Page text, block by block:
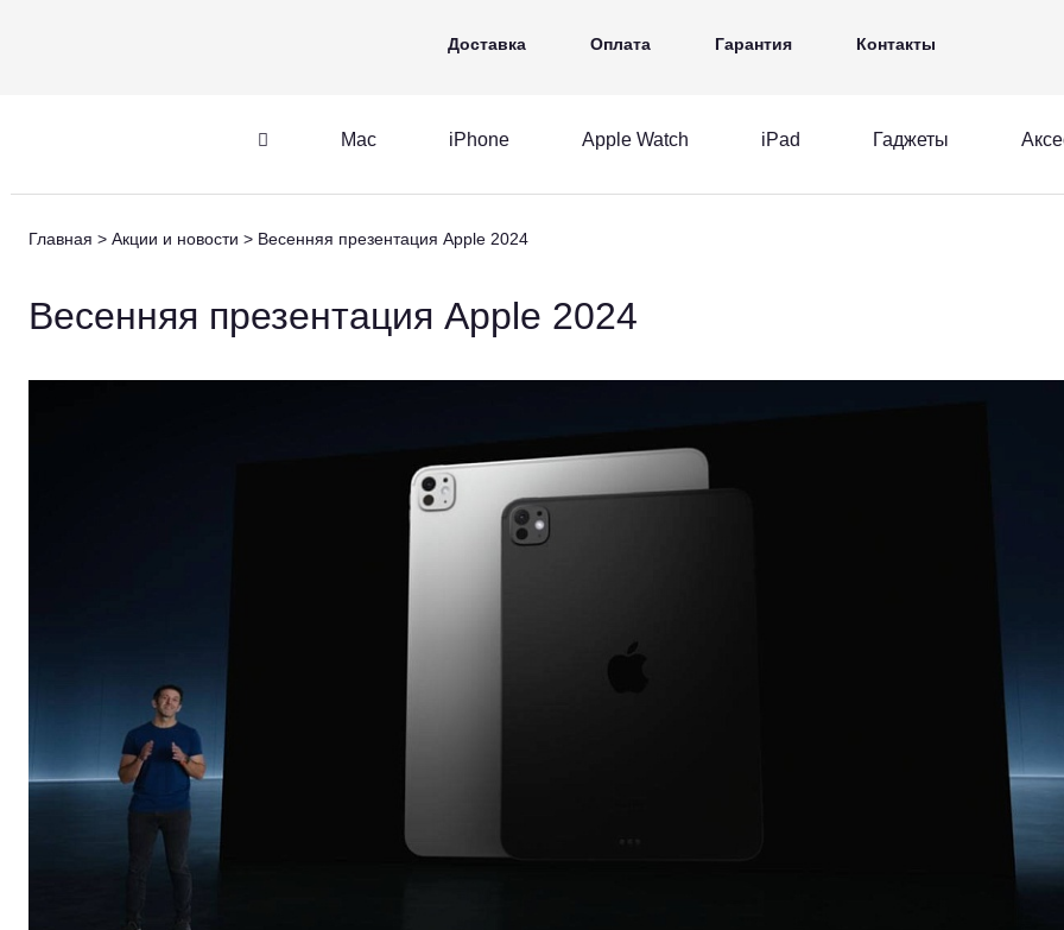
Apple Watch Гаджеты Аксессуары Ещё
Доставка Оплата Гарантия Контакты
Mac iPhone Apple Watch iPad Гаджеты
Главная Акции и новости Весенняя презентация Apple 2024
Весенняя презентация Apple 2024